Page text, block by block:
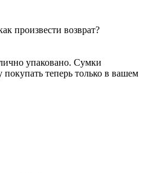
произвести возврат?
упаковано. Сумки
покупать теперь только в вашем